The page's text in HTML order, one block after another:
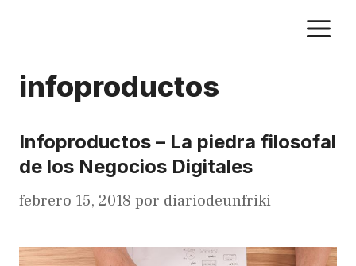
infoproductos
Infoproductos – La piedra filosofal
de los Negocios Digitales
febrero 15, 2018 por diariodeunfriki